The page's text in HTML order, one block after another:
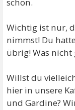
schon.
Wichtig ist nur,
nimmst! Du
übrig! Was nicht
Willst du
hier in unsere
und Gardine?